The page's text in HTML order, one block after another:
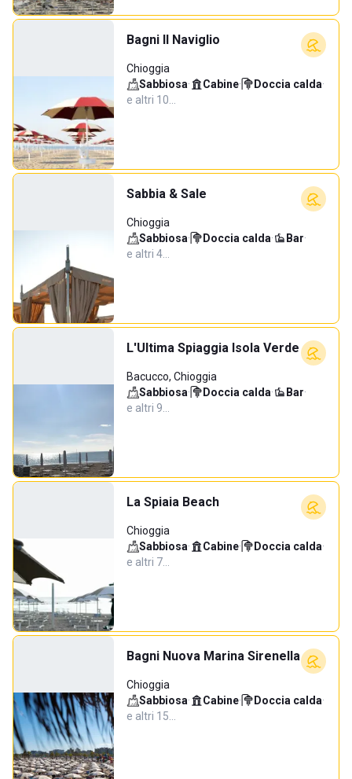
Bagni Il Naviglio
Chioggia
Sabbiosa· Cabine· Doccia calda·
e altri 10…
Sabbia & Sale
Chioggia
Sabbiosa· Doccia calda· Bar·
e altri 4…
L'Ultima Spiaggia Isola Verde
Bacucco, Chioggia
Sabbiosa· Doccia calda· Bar·
e altri 9…
La Spiaia Beach
Chioggia
Sabbiosa· Cabine· Doccia calda·
e altri 7…
Bagni Nuova Marina Sirenella
Chioggia
Sabbiosa· Cabine· Doccia calda·
e altri 15…